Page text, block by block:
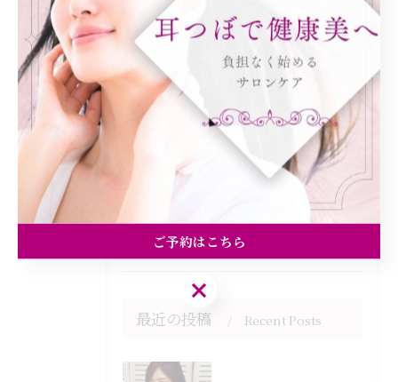
カテゴリー Categories
全てのカテゴリー
ダイエット
健康
美容エステ
痩身
最近の投稿 Recent Posts
ご予約はこちら
ご予約はこちら